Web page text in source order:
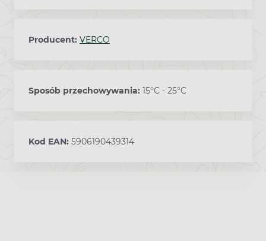
Producent: VERCO
Sposób przechowywania: 15°C - 25°C
Kod EAN: 5906190439314